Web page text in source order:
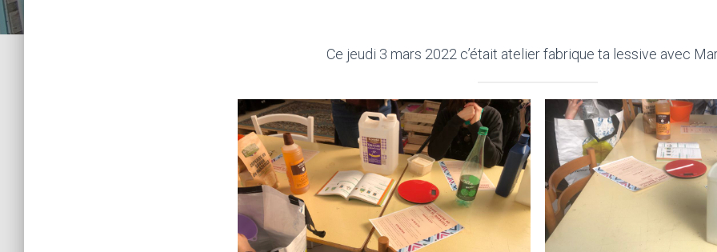
Ce jeudi 3 mars 2022 c’était atelier fabrique ta lessive avec